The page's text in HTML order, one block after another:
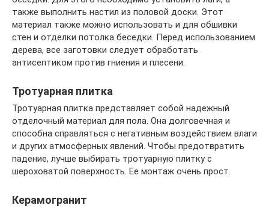
также выполнить настил из половой доски. Этот
материал также можно использовать и для обшивки
стен и отделки потолка беседки. Перед использованием
дерева, все заготовки следует обработать
антисептиком против гниения и плесени.
Тротуарная плитка
Тротуарная плитка представляет собой надежный
отделочный материал для пола. Она долговечная и
способна справляться с негативным воздействием влаги
и других атмосферных явлений. Чтобы предотвратить
падение, лучше выбирать тротуарную плитку с
шероховатой поверхность. Ее монтаж очень прост.
Керамогранит